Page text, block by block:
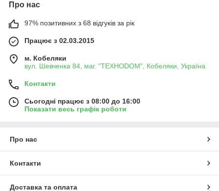
Про нас
97% позитивних з 68 відгуків за рік
Працює з 02.03.2015
м. Кобеляки
вул. Шевченка 84, маг. "ТЕХНОDOM", Кобеляки, Україна
Контакти
Сьогодні працює з 08:00 до 16:00
Показати весь графік роботи
Про нас
Контакти
Доставка та оплата